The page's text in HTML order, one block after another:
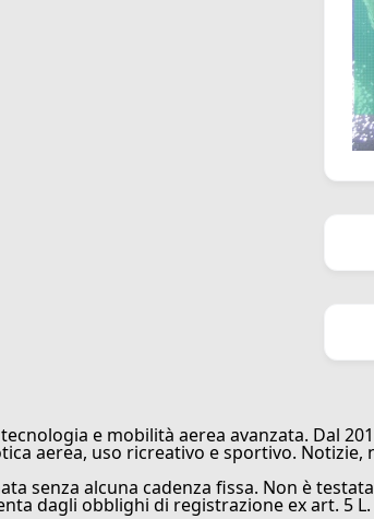
e mobilità aerea avanzata. Dal
aerea, uso ricreativo e sportivo. Notizie,
senza alcuna cadenza fissa. Non è
dagli obblighi di registrazione ex art. 5